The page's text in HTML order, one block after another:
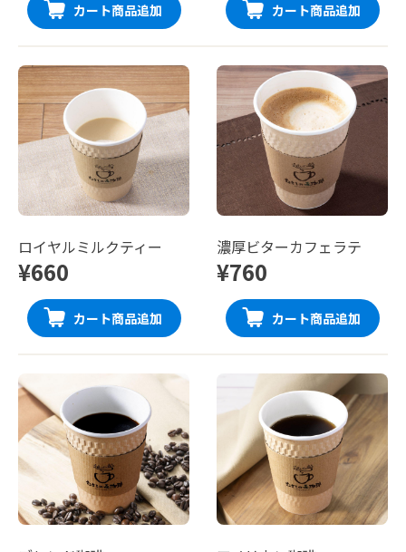
カート商品追加 カート商品追加
ロイヤルミルクティー
¥660
カート商品追加
濃厚ビターカフェラテ
¥760
カート商品追加